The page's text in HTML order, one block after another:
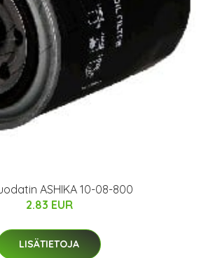
ASHIKA 10-08-800
2.83 EUR
LISÄTIETOJA